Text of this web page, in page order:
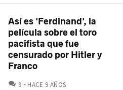
Así es 'Ferdinand', la
película sobre el toro
pacifista que fue
censurado por Hitler y
Franco
9 COMENTARIOS
HACE 9 AÑOS